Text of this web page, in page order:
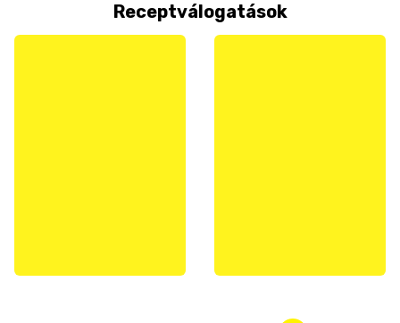
Receptválogatások